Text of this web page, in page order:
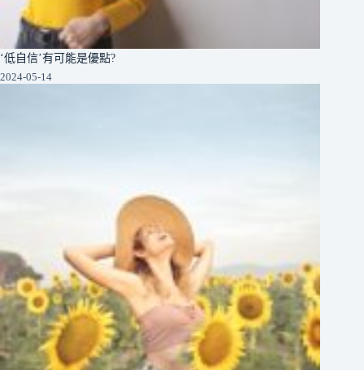
‘低自信’有可能是優點?
2024-05-14